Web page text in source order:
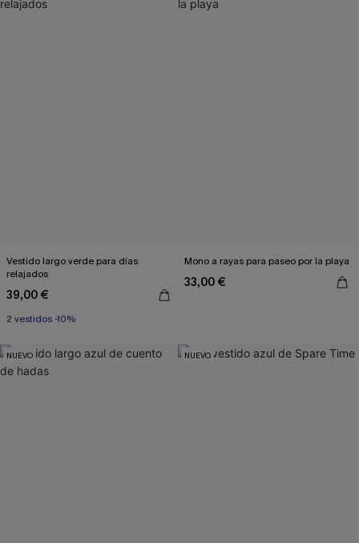
Vestido largo verde para días
relajados
39,00 €
2 vestidos -10%
Mono a rayas para paseo por la playa
33,00 €
NUEVO NUEVO